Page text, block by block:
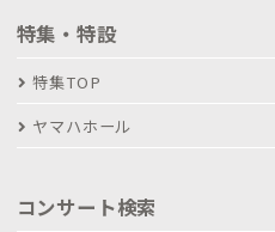
特集・特設
特集TOP
ヤマハホール
コンサート検索